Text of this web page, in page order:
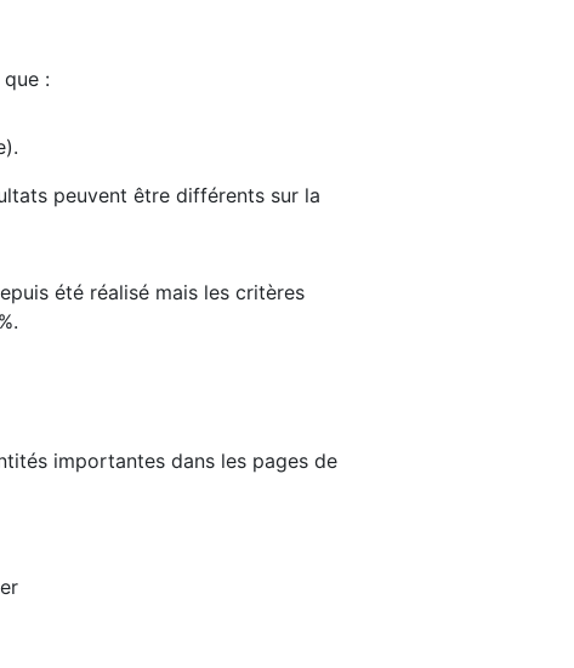
que :
peuvent être différents sur la
été réalisé mais les critères
importantes dans les pages de